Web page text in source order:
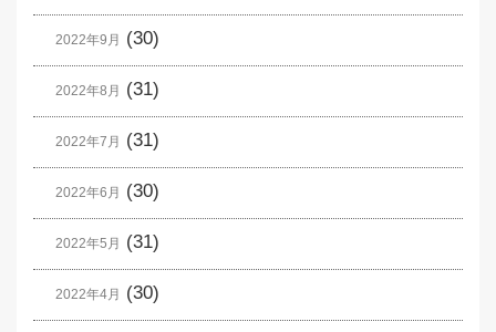
2022年9月 (30)
2022年8月 (31)
2022年7月 (31)
2022年6月 (30)
2022年5月 (31)
2022年4月 (30)